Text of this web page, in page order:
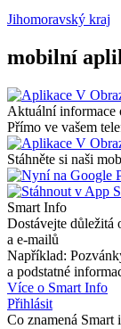
Jihomoravský kraj
mobilní
Aktuální informace
Přímo ve vašem
Stáhněte si naši
Smart Info
Dostávejte důležitá
a e-mailů
Například:
a podstatné
Více o Smart Info
Přihlásit
Co znamená Smart